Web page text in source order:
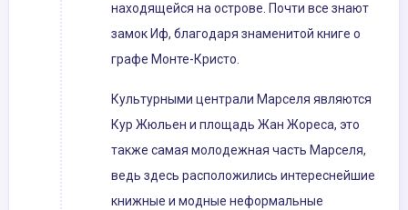
находящейся на острове. Почти все знают
замок Иф, благодаря знаменитой книге о
графе Монте-Кристо.
Культурными централи Марселя являются
Кур Жюльен и площадь Жан Жореса, это
также самая молодежная часть Марселя,
ведь здесь расположились интереснейшие
книжные и модные неформальные